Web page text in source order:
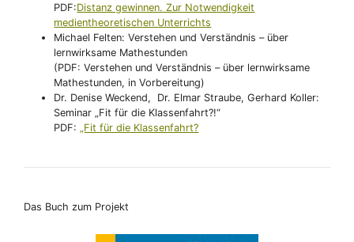
PDF:Distanz gewinnen. Zur Notwendigkeit
medientheoretischen Unterrichts
Michael Felten: Verstehen und Verständnis – über
lernwirksame Mathestunden
(PDF: Verstehen und Verständnis – über lernwirksame
Mathestunden, in Vorbereitung)
Dr. Denise Weckend, Dr. Elmar Straube, Gerhard Koller:
Seminar „Fit für die Klassenfahrt?!“
PDF: „Fit für die Klassenfahrt?
Das Buch zum Projekt